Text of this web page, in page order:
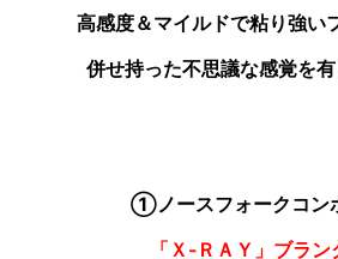
高感度＆マイルドで粘り強い
併せ持った不思議な感覚を有
①ノースフォークコン
「Ｘ‐ＲＡＹ」ブラン